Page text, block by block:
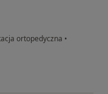
ortopedyczna •